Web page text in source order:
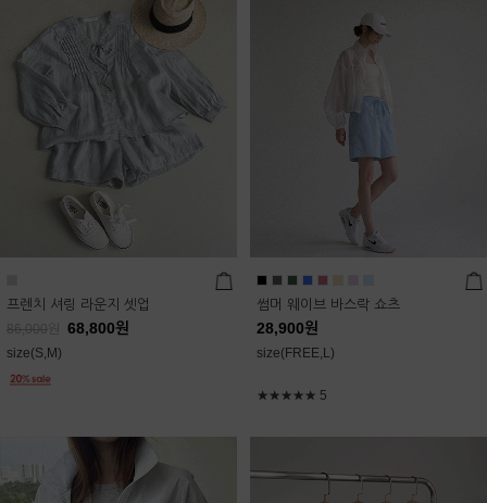
프렌치 셔링 라운지 셋업
86,000 68,800원
size(S,M)
썸머 웨이브 바스락 쇼츠
28,900원
size(FREE,L)
★★★★★ 5